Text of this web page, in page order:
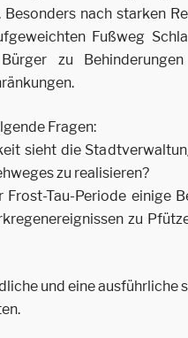
Besonders nach starken
Fußweg
Bürger zu
Fragen:
sieht die
zu realisieren?
Frost-Tau-Periode einige
zu
und eine